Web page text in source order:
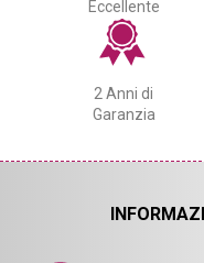
Eccellente
2 Anni di
Garanzia